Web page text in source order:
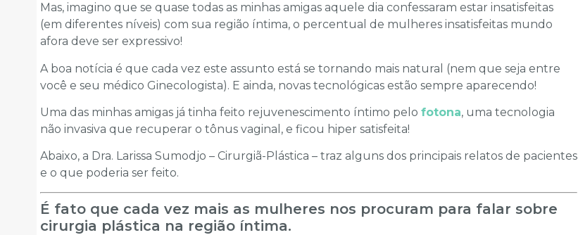
Mas, imagino que se quase todas as minhas amigas aquele dia confessaram estar insatisfeitas
(em diferentes níveis) com sua região íntima, o percentual de mulheres insatisfeitas mundo
afora deve ser expressivo!
A boa notícia é que cada vez este assunto está se tornando mais natural (nem que seja entre
você e seu médico Ginecologista). E ainda, novas tecnológicas estão sempre aparecendo!
Uma das minhas amigas já tinha feito rejuvenescimento íntimo pelo fotona, uma tecnologia
não invasiva que recuperar o tônus vaginal, e ficou hiper satisfeita!
Abaixo, a Dra. Larissa Sumodjo – Cirurgiã-Plástica – traz alguns dos principais relatos de pacientes
e o que poderia ser feito.
É fato que cada vez mais as mulheres nos procuram para falar sobre
cirurgia plástica na região íntima.